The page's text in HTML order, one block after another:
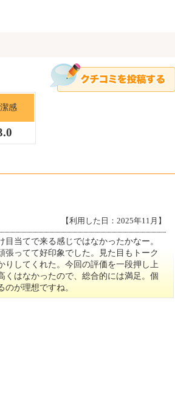
感
【利用した日：2025年11月】
当てで来る感じではなかったかなー。
ってて好印象でした。見た目もトーク
りしてくれた。今回の評価を一段押し上
はなかったので、総合的には満足。個
が理想ですね。